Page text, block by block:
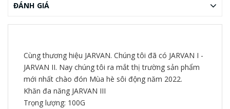
ĐÁNH GIÁ
Cùng thương hiệu JARVAN. Chúng tôi đã có JARVAN I -
JARVAN II. Nay chúng tôi ra mắt thị trường sản phẩm
mới nhất chào đón Mùa hè sôi động năm 2022.
Khăn đa năng JARVAN III
Trọng lượng: 100G